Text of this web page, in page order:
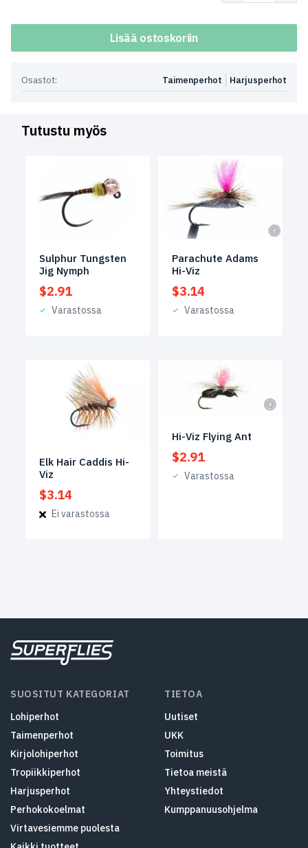
Lisää ostoskoriin
Osastot: Harjusperhot
Taimenperhot
Tutustu myös
Sulphur Tungsten
Jig Nymph
$2.91
Varastossa
Parachute Adams
Hi-Viz
$3.14
Varastossa
Elk Hair Caddis Hi-
Viz
$3.14
Ei varastossa
Hi-Viz Flying Ant
$2.91
Varastossa
SUOSITUT KATEGORIAT
Lohiperhot
Taimenperhot
Kirjolohiperhot
Tropiikkiperhot
Harjusperhot
Perhokokoelmat
Virtavesiemme puolesta
TIETOA
Uutiset
UKK
Toimitus
Tietoa meistä
Yhteystiedot
Kumppanuusohjelma